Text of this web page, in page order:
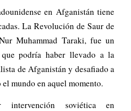
en Afganistán tiene
La Revolución de Saur de
Muhammad Taraki, fue un
podría haber llevado a la
de Afganistán y desafiado a
mundo en aquel momento.
intervención soviética en